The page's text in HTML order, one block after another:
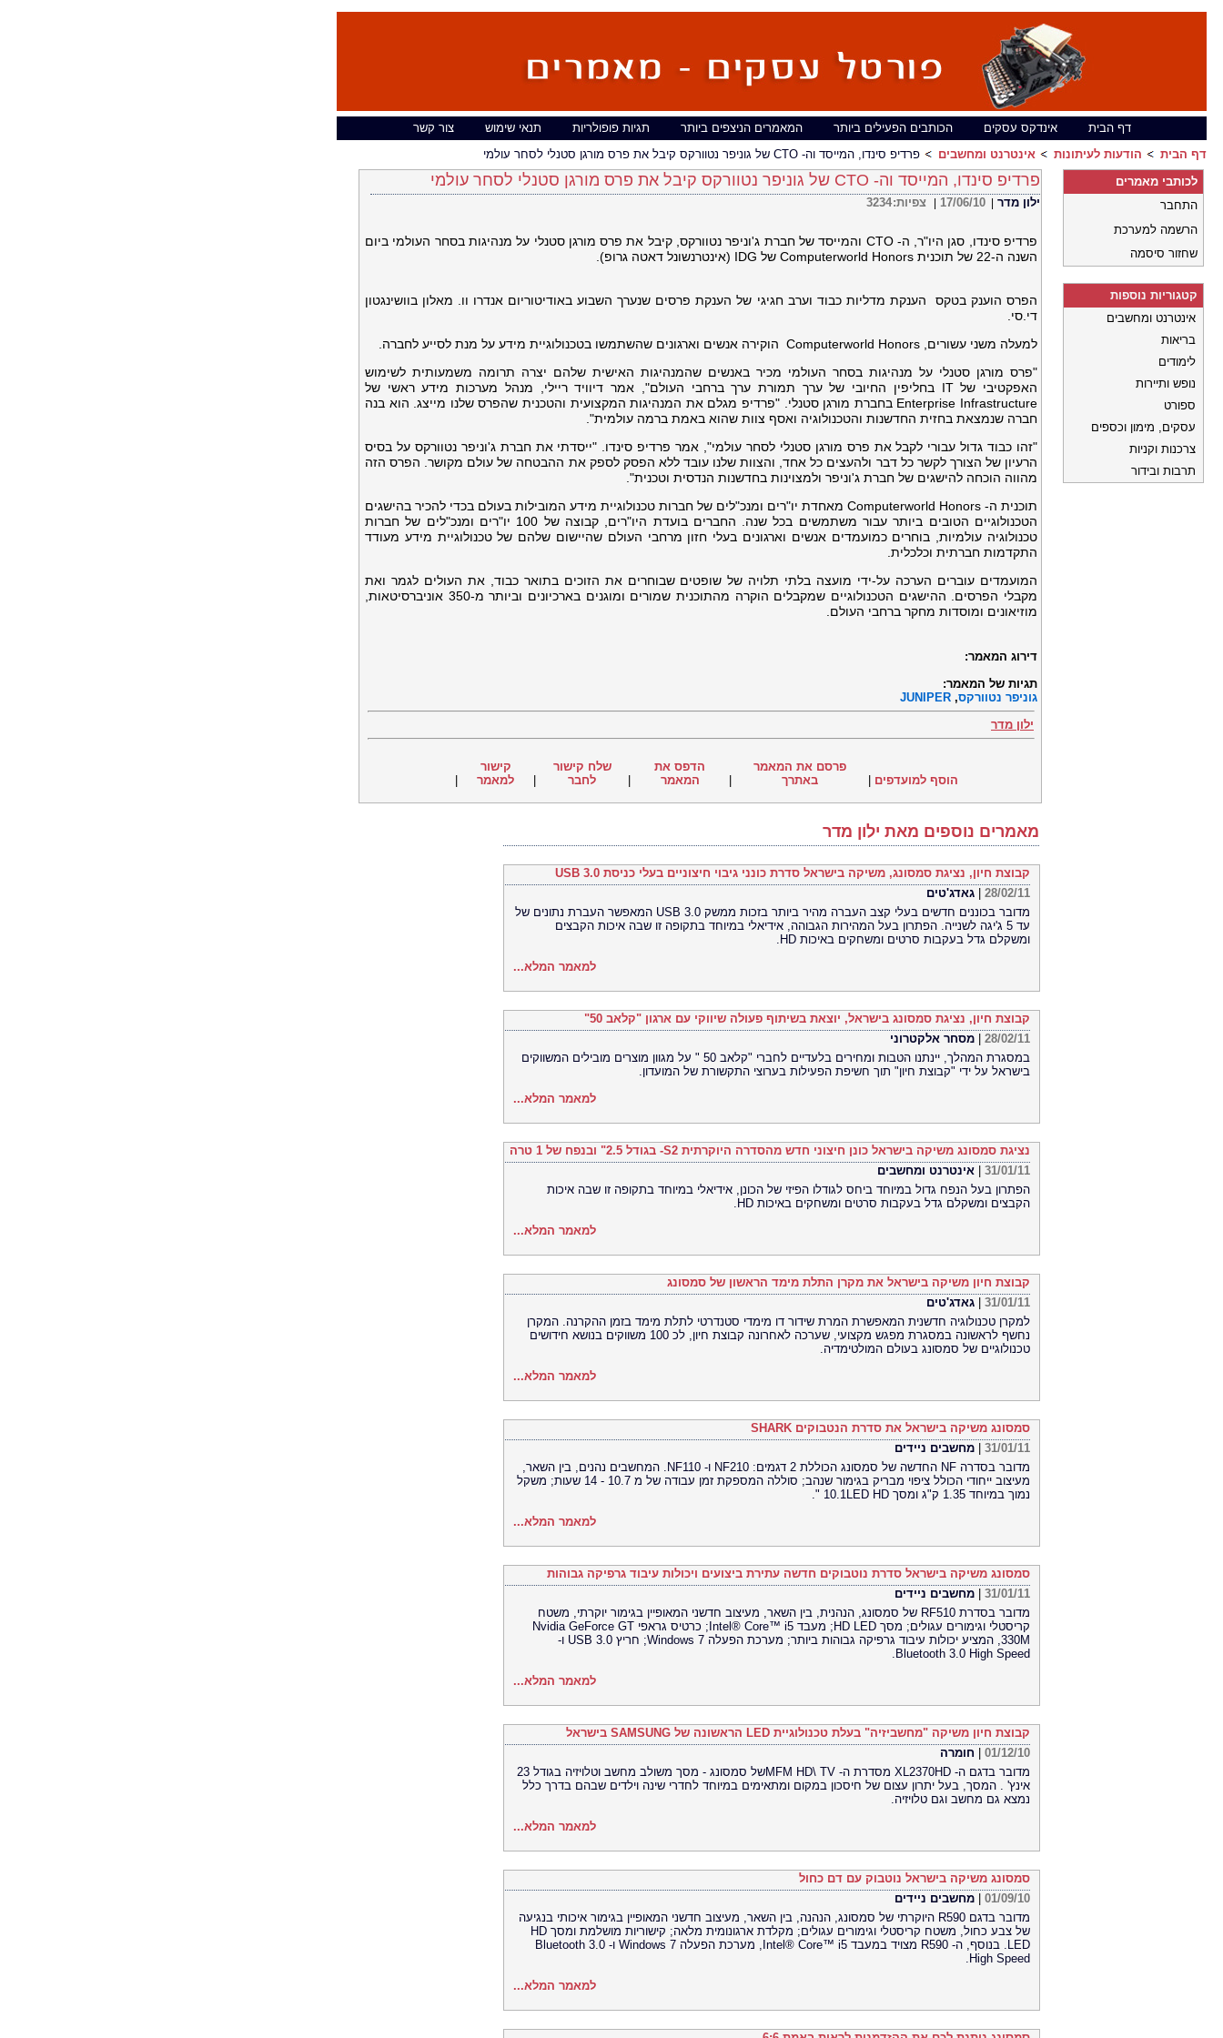
דף הבית אינדקס עסקים הכותבים הפעילים ביותר המאמרים הניצפים ביותר תגיות פופולריות תנאי שימוש
צור קשר
דף הבית
הודעות לעיתונות אינטרנט ומחשבים פרדיפ סינדו, המייסד וה- CTO של גוניפר נטוורקס קיבל את פרס מורגן סטנלי לסחר עולמי
פרדיפ סינדו, המייסד וה- CTO של גוניפר נטוורקס קיבל את פרס מורגן סטנלי לסחר עולמי
ילון מדר 17/06/10 צפיות:3234
פרדיפ סינדו, סגן היו"ר, ה- CTO והמייסד של חברת ג'וניפר נטוורקס, קיבל את פרס מורגן סטנלי על מנהיגות בסחר העולמי ביום
השנה ה-22 של תוכנית Computerworld Honors של IDG (אינטרנשונל דאטה גרופ).
הפרס הוענק בטקס הענקת מדליות כבוד וערב חגיגי של הענקת פרסים שנערך השבוע באודיטוריום אנדרו וו. מאלון בוושינגטון
די.סי.
למעלה משני עשורים, Computerworld Honors הוקירה אנשים וארגונים שהשתמשו בטכנולוגיית מידע על מנת לסייע לחברה.
"פרס מורגן סטנלי על מנהיגות בסחר העולמי מכיר באנשים שהמנהיגות האישית שלהם יצרה תרומה משמעותית לשימוש
האפקטיבי של IT בחליפין החיובי של ערך תמורת ערך ברחבי העולם", אמר דיוויד ריילי, מנהל מערכות מידע ראשי של
Enterprise Infrastructure בחברת מורגן סטנלי. "פרדיפ מגלם את המנהיגות המקצועית והטכנית שהפרס שלנו מייצג. הוא בנה
חברה שנמצאת בחזית החדשנות והטכנולוגיה ואסף צוות שהוא באמת ברמה עולמית".
"זהו כבוד גדול עבורי לקבל את פרס מורגן סטנלי לסחר עולמי", אמר פרדיפ סינדו. "ייסדתי את חברת ג'וניפר נטוורקס על בסיס
הרעיון של הצורך לקשר כל דבר ולהעצים כל אחד, והצוות שלנו עובד ללא הפסק לספק את ההבטחה של עולם מקושר. הפרס הזה
מהווה הוכחה להישגים של חברת ג'וניפר ולמצוינות בחדשנות הנדסית וטכנית".
תוכנית ה- Computerworld Honors מאחדת יו"רים ומנכ"לים של חברות טכנולוגיית מידע המובילות בעולם בכדי להכיר בהישגים
הטכנולוגיים הטובים ביותר עבור משתמשים בכל שנה. החברים בועדת היו"רים, קבוצה של 100 יו"רים ומנכ"לים של חברות
טכנולוגיה עולמיות, בוחרים כמועמדים אנשים וארגונים בעלי חזון מרחבי העולם שהיישום שלהם של טכנולוגיית מידע מעודד
התקדמות חברתית וכלכלית.
המועמדים עוברים הערכה על-ידי מועצה בלתי תלויה של שופטים שבוחרים את הזוכים בתואר כבוד, את העולים לגמר ואת
מקבלי הפרסים. ההישגים הטכנולוגיים שמקבלים הוקרה מהתוכנית שמורים ומוגנים בארכיונים וביותר מ-350 אוניברסיטאות,
מוזיאונים ומוסדות מחקר ברחבי העולם.
דירוג המאמר:
תגיות של המאמר:
גוניפר נטוורקס,
JUNIPER
ילון מדר
הוסף למועדפים |
פרסם את המאמר
באתרך
|
הדפס את
המאמר
|
שלח קישור
לחבר
|
קישור
למאמר
|
מאמרים נוספים מאת ילון מדר
קבוצת חיון, נציגת סמסונג, משיקה בישראל סדרת כונני גיבוי חיצוניים בעלי כניסת USB 3.0
28/02/11
גאדג'טים
מדובר בכוננים חדשים בעלי קצב העברה מהיר ביותר בזכות ממשק USB 3.0 המאפשר העברת נתונים של
עד 5 ג'יגה לשנייה. הפתרון בעל המהירות הגבוהה, אידיאלי במיוחד בתקופה זו שבה איכות הקבצים
ומשקלם גדל בעקבות סרטים ומשחקים באיכות HD.
למאמר המלא...
קבוצת חיון, נציגת סמסונג בישראל, יוצאת בשיתוף פעולה שיווקי עם ארגון "קלאב 50"
28/02/11
מסחר אלקטרוני
במסגרת המהלך, יינתנו הטבות ומחירים בלעדיים לחברי "קלאב 50 " על מגוון מוצרים מובילים המשווקים
בישראל על ידי "קבוצת חיון" תוך חשיפת הפעילות בערוצי התקשורת של המועדון.
למאמר המלא...
נציגת סמסונג משיקה בישראל כונן חיצוני חדש מהסדרה היוקרתית S2- בגודל 2.5" ובנפח של 1 טרה
31/01/11
אינטרנט ומחשבים
הפתרון בעל הנפח גדול במיוחד ביחס לגודלו הפיזי של הכונן, אידיאלי במיוחד בתקופה זו שבה איכות
הקבצים ומשקלם גדל בעקבות סרטים ומשחקים באיכות HD.
למאמר המלא...
קבוצת חיון משיקה בישראל את מקרן התלת מימד הראשון של סמסונג
31/01/11
גאדג'טים
למקרן טכנולוגיה חדשנית המאפשרת המרת שידור דו מימדי סטנדרטי לתלת מימד בזמן ההקרנה. המקרן
נחשף לראשונה במסגרת מפגש מקצועי, שערכה לאחרונה קבוצת חיון, לכ 100 משווקים בנושא חידושים
טכנולוגיים של סמסונג בעולם המולטימדיה.
למאמר המלא...
סמסונג משיקה בישראל את סדרת הנטבוקים SHARK
31/01/11
מחשבים ניידים
מדובר בסדרה NF החדשה של סמסונג הכוללת 2 דגמים: NF210 ו- NF110. המחשבים נהנים, בין השאר,
מעיצוב ייחודי הכולל ציפוי מבריק בגימור שנהב; סוללה המספקת זמן עבודה של מ 10.7 - 14 שעות; משקל
נמוך במיוחד 1.35 ק"ג ומסך 10.1LED HD ".
למאמר המלא...
סמסונג משיקה בישראל סדרת נוטבוקים חדשה עתירת ביצועים ויכולות עיבוד גרפיקה גבוהות
31/01/11
מחשבים ניידים
מדובר בסדרת RF510 של סמסונג, הנהנית, בין השאר, מעיצוב חדשני המאופיין בגימור יוקרתי, משטח
קריסטלי וגימורים עגולים; מסך HD LED; מעבד Intel® Core™ i5; כרטיס גראפי Nvidia GeForce GT
330M, המציע יכולות עיבוד גרפיקה גבוהות ביותר; מערכת הפעלה Windows 7; חריץ USB 3.0 ו-
Bluetooth 3.0 High Speed.
למאמר המלא...
קבוצת חיון משיקה "מחשביזיה" בעלת טכנולוגיית LED הראשונה של SAMSUNG בישראל
01/12/10
חומרה
מדובר בדגם ה- XL2370HD מסדרת ה- MFM HD\ TVשל סמסונג - מסך משולב מחשב וטלויזיה בגודל 23
אינץ' . המסך, בעל יתרון עצום של חיסכון במקום ומתאימים במיוחד לחדרי שינה וילדים שבהם בדרך כלל
נמצא גם מחשב וגם טלויזיה.
למאמר המלא...
סמסונג משיקה בישראל נוטבוק עם דם כחול
01/09/10
מחשבים ניידים
מדובר בדגם R590 היוקרתי של סמסונג, הנהנה, בין השאר, מעיצוב חדשני המאופיין בגימור איכותי בנגיעה
של צבע כחול, משטח קריסטלי וגימורים עגולים; מקלדת ארגונומית מלאה; קישוריות מושלמת ומסך HD
LED. בנוסף, ה- R590 מצויד במעבד Intel® Core™ i5, מערכת הפעלה Windows 7 ו- Bluetooth 3.0
High Speed.
למאמר המלא...
לכותבי מאמרים
התחבר
הרשמה למערכת
שחזור סיסמה
קטגוריות נוספות
אינטרנט ומחשבים
בריאות
לימודים
נופש ותיירות
ספורט
עסקים, מימון וכספים
צרכנות וקניות
תרבות ובידור